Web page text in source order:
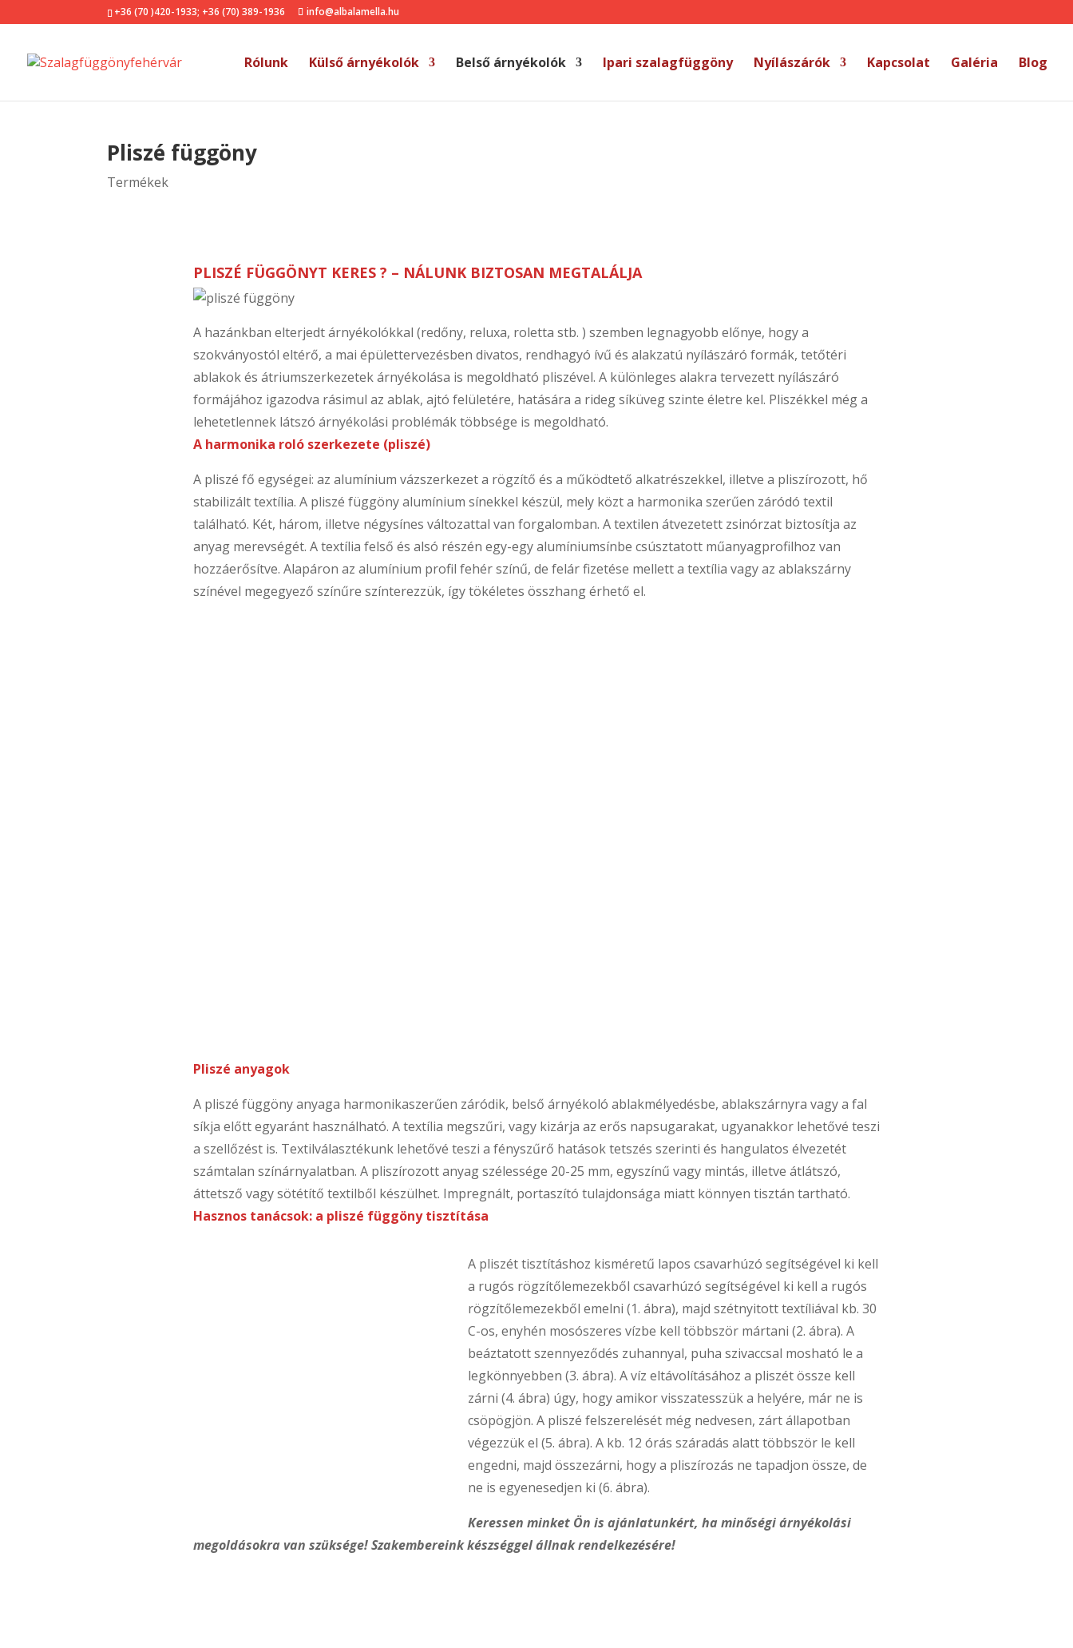
+36 (70 )420-1933; +36 (70) 389-1936 info@albalamella.hu
Rólunk Külső árnyékolók Belső árnyékolók Ipari szalagfüggöny Nyílászárók Kapcsolat Galéria Blog
Pliszé függöny
Termékek
PLISZÉ FÜGGÖNYT KERES ? – NÁLUNK BIZTOSAN MEGTALÁLJA
A hazánkban elterjedt árnyékolókkal (redőny, reluxa, roletta stb. ) szemben legnagyobb előnye, hogy a
szokványostól eltérő, a mai épülettervezésben divatos, rendhagyó ívű és alakzatú nyílászáró formák, tetőtéri
ablakok és átriumszerkezetek árnyékolása is megoldható pliszével. A különleges alakra tervezett nyílászáró
formájához igazodva rásimul az ablak, ajtó felületére, hatására a rideg síküveg szinte életre kel. Pliszékkel még a
lehetetlennek látszó árnyékolási problémák többsége is megoldható.
A harmonika roló szerkezete (pliszé)
A pliszé fő egységei: az alumínium vázszerkezet a rögzítő és a működtető alkatrészekkel, illetve a pliszírozott, hő
stabilizált textília. A pliszé függöny alumínium sínekkel készül, mely közt a harmonika szerűen záródó textil
található. Két, három, illetve négysínes változattal van forgalomban. A textilen átvezetett zsinórzat biztosítja az
anyag merevségét. A textília felső és alsó részén egy-egy alumíniumsínbe csúsztatott műanyagprofilhoz van
hozzáerősítve. Alapáron az alumínium profil fehér színű, de felár fizetése mellett a textília vagy az ablakszárny
színével megegyező színűre színterezzük, így tökéletes összhang érhető el.
Pliszé anyagok
A pliszé függöny anyaga harmonikaszerűen záródik, belső árnyékoló ablakmélyedésbe, ablakszárnyra vagy a fal
síkja előtt egyaránt használható. A textília megszűri, vagy kizárja az erős napsugarakat, ugyanakkor lehetővé teszi
a szellőzést is. Textilválasztékunk lehetővé teszi a fényszűrő hatások tetszés szerinti és hangulatos élvezetét
számtalan színárnyalatban. A pliszírozott anyag szélessége 20-25 mm, egyszínű vagy mintás, illetve átlátszó,
áttetsző vagy sötétítő textilből készülhet. Impregnált, portaszító tulajdonsága miatt könnyen tisztán tartható.
Hasznos tanácsok: a pliszé függöny tisztítása
A pliszét tisztításhoz kisméretű lapos csavarhúzó segítségével ki kell
a rugós rögzítőlemezekből csavarhúzó segítségével ki kell a rugós
rögzítőlemezekből emelni (1. ábra), majd szétnyitott textíliával kb. 30
C-os, enyhén mosószeres vízbe kell többször mártani (2. ábra). A
beáztatott szennyeződés zuhannyal, puha szivaccsal mosható le a
legkönnyebben (3. ábra). A víz eltávolításához a pliszét össze kell
zárni (4. ábra) úgy, hogy amikor visszatesszük a helyére, már ne is
csöpögjön. A pliszé felszerelését még nedvesen, zárt állapotban
végezzük el (5. ábra). A kb. 12 órás száradás alatt többször le kell
engedni, majd összezárni, hogy a pliszírozás ne tapadjon össze, de
ne is egyenesedjen ki (6. ábra).
Keressen minket Ön is ajánlatunkért, ha minőségi árnyékolási
megoldásokra van szüksége! Szakembereink készséggel állnak rendelkezésére!